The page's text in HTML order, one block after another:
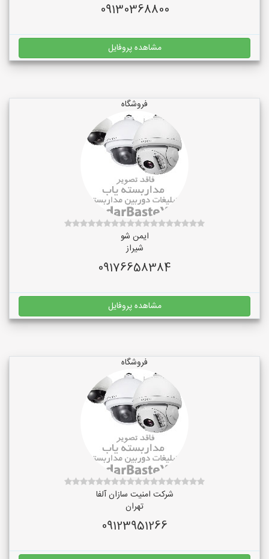
09130368800
مشاهده پروفایل
فروشگاه
ایمن شو
شیراز
09176658384
مشاهده پروفایل
فروشگاه
شرکت امنیت سازان آلفا
تهران
09123951266